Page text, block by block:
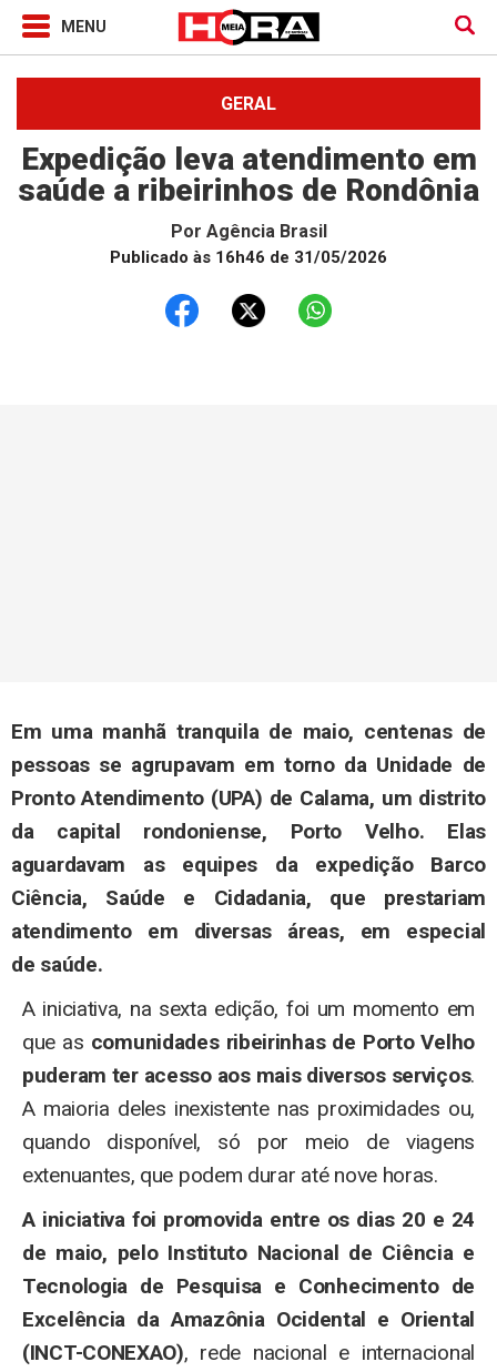
GERAL
Expedição leva atendimento em
saúde a ribeirinhos de Rondônia
Por Agência Brasil
Publicado às 16h46 de 31/05/2026
Em uma manhã tranquila de maio, centenas de
pessoas se agrupavam em torno da Unidade de
Pronto Atendimento (UPA) de Calama, um distrito
da capital rondoniense, Porto Velho. Elas
aguardavam as equipes da expedição Barco
Ciência, Saúde e Cidadania, que prestariam
atendimento em diversas áreas, em especial
de saúde.
A iniciativa, na sexta edição, foi um momento em
que as comunidades ribeirinhas de Porto Velho
puderam ter acesso aos mais diversos serviços.
A maioria deles inexistente nas proximidades ou,
quando disponível, só por meio de viagens
extenuantes, que podem durar até nove horas.
A iniciativa foi promovida entre os dias 20 e 24
de maio, pelo Instituto Nacional de Ciência e
Tecnologia de Pesquisa e Conhecimento de
Excelência da Amazônia Ocidental e Oriental
(INCT-CONEXAO), rede nacional e internacional